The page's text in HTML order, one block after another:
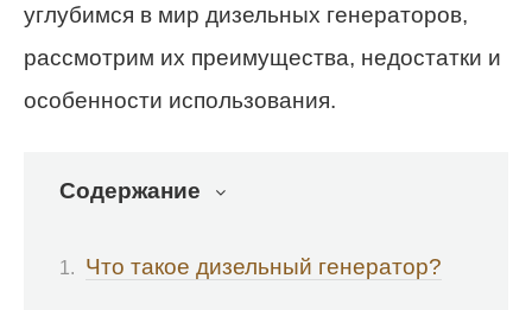
углубимся в мир дизельных генераторов,
рассмотрим их преимущества, недостатки и
особенности использования.
Содержание
Что такое дизельный генератор?